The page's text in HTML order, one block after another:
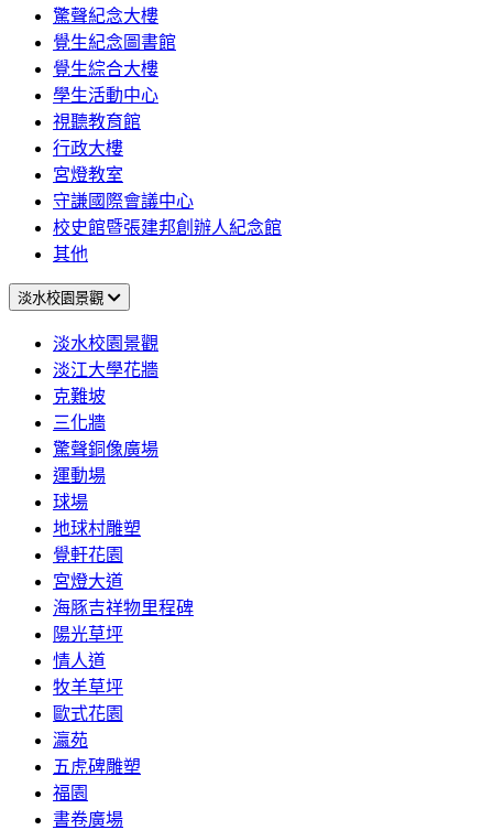
驚聲紀念大樓
覺生紀念圖書館
覺生綜合大樓
學生活動中心
視聽教育館
行政大樓
宮燈教室
守謙國際會議中心
校史館暨張建邦創辦人紀念館
其他
淡水校園景觀
淡水校園景觀
淡江大學花牆
克難坡
三化牆
驚聲銅像廣場
運動場
球場
地球村雕塑
覺軒花園
宮燈大道
海豚吉祥物里程碑
陽光草坪
情人道
牧羊草坪
歐式花園
瀛苑
五虎碑雕塑
福園
書卷廣場